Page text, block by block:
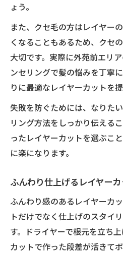
ょう。
また、クセ毛の方はレイヤー
くなることもあるため、クセ
大切です。実際に外苑前エリ
ンセリングで髪の悩みを丁寧
りに最適なレイヤーカットを提
失敗を防ぐためには、なりた
リング方法をしっかり伝える
ったレイヤーカットを選ぶこ
に楽になります。
ふんわり仕上げるレイヤー
ふんわり感のあるレイヤーカ
トだけでなく仕上げのスタイ
す。ドライヤーで根元を立ち
カットで作った段差が活きて